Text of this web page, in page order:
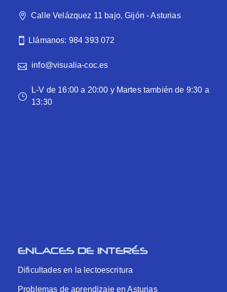
Calle Velázquez 11 bajo, Gijón - Asturias
Llámanos: 984 393 072
info@visualia-coc.es
L-V de 16:00 a 20:00 y Martes también de 9:30 a
13:30
ENLACES DE INTERÉS
Dificultades en la lectoescritura
Problemas de aprendizaje en Asturias